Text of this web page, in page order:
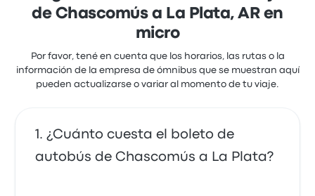
de Chascomús a La Plata, AR en
micro
Por favor, tené en cuenta que los horarios, las rutas o la
información de la empresa de ómnibus que se muestran aquí
pueden actualizarse o variar al momento de tu viaje.
¿Cuánto cuesta el boleto de
autobús de Chascomús a La Plata?